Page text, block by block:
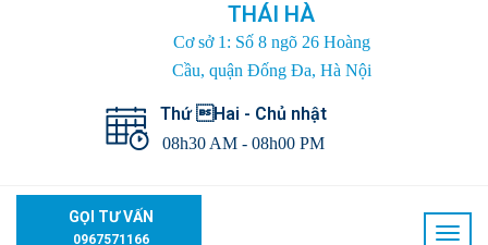
THÁI HÀ
Cơ sở 1: Số 8 ngõ 26 Hoàng
Cầu, quận Đống Đa, Hà Nội
Thứ Hai - Chủ nhật
08h30 AM - 08h00 PM
GỌI TƯ VẤN
0967571166